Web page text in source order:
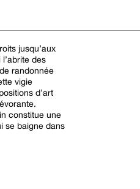
jusqu’aux
des
randonnée
vigie
d’art
constitue une
se baigne dans